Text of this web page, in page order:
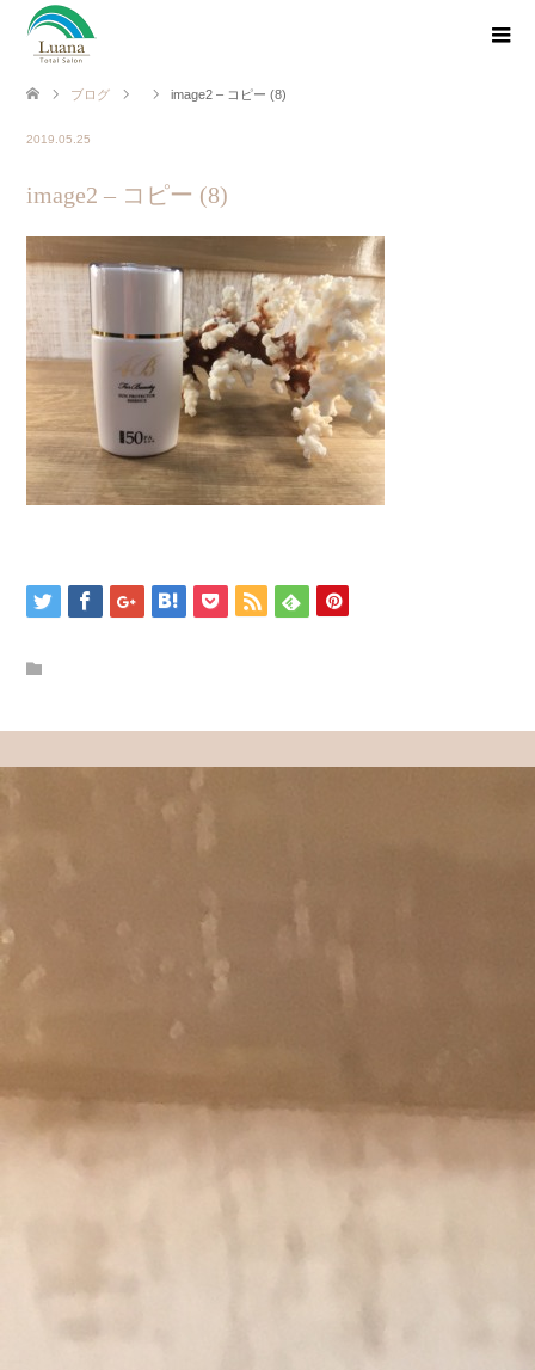
ブログ image2 – コピー (8)
2019.05.25
image2 – コピー (8)